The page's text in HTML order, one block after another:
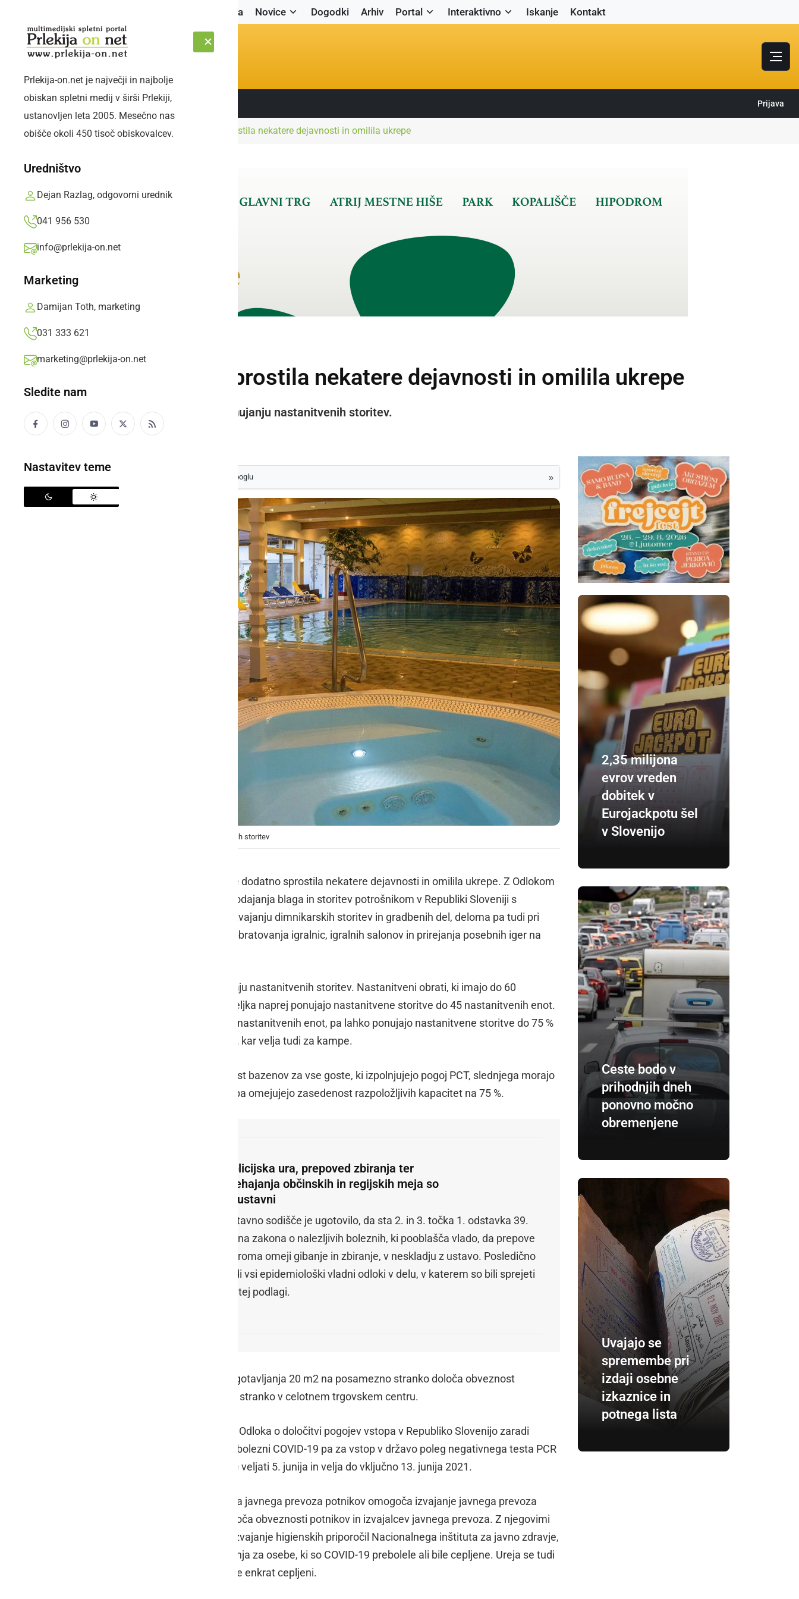
Naslovnica Novice Dogodki Arhiv Portal Interaktivno Iskanje Kontakt
SOBOTA, 8. AVGUST 2026 Sledite nam: Prijava
Prlekija-on.net je največji in najbolje
obiskan spletni medij v širši Prlekiji,
ustanovljen leta 2005. Mesečno nas
obišče okoli 450 tisoč obiskovalcev.
Uredništvo
Dejan Razlag, odgovorni urednik
041 956 530
info@prlekija-on.net
Marketing
Damijan Toth, marketing
031 333 621
marketing@prlekija-on.net
Sledite nam
Nastavitev teme
Naslovnica SlovenijaVlada dodatno sprostila nekatere dejavnosti in omilila ukrepe
Vlada dodatno sprostila nekatere dejavnosti in omilila ukrepe
Rahljajo se tudi omejitve pri ponujanju nastanitvenih storitev.
Prlekija-on.net,sreda, 2. junij 2021 ob 20:24
kot svoj prednostni vir na Googlu »
Rahljajo se tudi omejitve pri ponujanju nastanitvenih storitev
Vlada je na današnji 79. redni seji še dodatno sprostila nekatere dejavnosti in omilila ukrepe. Z Odlokom
o začasni prepovedi ponujanja in prodajanja blaga in storitev potrošnikom v Republiki Sloveniji s
ponedeljkom sprošča omejitve pri izvajanju dimnikarskih storitev in gradbenih del, deloma pa tudi pri
izvajanju kongresne dejavnosti ter obratovanja igralnic, igralnih salonov in prirejanja posebnih iger na
Rahljajo se tudi omejitve pri ponujanju nastanitvenih storitev. Nastanitveni obrati, ki imajo do 60
nastanitvenih enot, lahko od ponedeljka naprej ponujajo nastanitvene storitve do 45 nastanitvenih enot.
Nastanitveni obrati, ki imajo nad 60 nastanitvenih enot, pa lahko ponujajo nastanitvene storitve do 75 %
zasedenosti nastanitvenega obrata, kar velja tudi za kampe.
Pomembna novost je tudi dostopnost bazenov za vse goste, ki izpolnjujejo pogoj PCT, slednjega morajo
izpolnjevati tudi zaposleni. Vseeno pa omejujejo zasedenost razpoložljivih kapacitet na 75 %.
Policijska ura, prepoved zbiranja ter
prehajanja občinskih in regijskih meja so
neustavni
Ustavno sodišče je ugotovilo, da sta 2. in 3. točka 1. odstavka 39.
člena zakona o nalezljivih boleznih, ki pooblašča vlado, da prepove
oziroma omeji gibanje in zbiranje, v neskladju z ustavo. Posledično
tudi vsi epidemiološki vladni odloki v delu, v katerem so bili sprejeti
na tej podlagi.
Pri trgovskih centrih se namesto zagotavljanja 20 m2 na posamezno stranko določa obveznost
zagotavljanja 10 m2 na posamezno stranko v celotnem trgovskem centru.
Na podlagi sprememb in dopolnitev Odloka o določitvi pogojev vstopa v Republiko Slovenijo zaradi
zajezitve in obvladovanja nalezljive bolezni COVID-19 pa za vstop v državo poleg negativnega testa PCR
spet velja tudi hitri test. Odlok začne veljati 5. junija in velja do vključno 13. junija 2021.
Odlok o omejitvah in načinu izvajanja javnega prevoza potnikov omogoča izvajanje javnega prevoza
potnikov v omejenem obsegu in določa obveznosti potnikov in izvajalcev javnega prevoza. Z njegovimi
določbami se zagotavlja dosledno izvajanje higienskih priporočil Nacionalnega inštituta za javno zdravje,
veljavnost testa ter način dokazovanja za osebe, ki so COVID-19 prebolele ali bile cepljene. Ureja se tudi
status prebolevnikov, ki so bili tudi že enkrat cepljeni.
2,35 milijona
evrov vreden
dobitek v
Eurojackpotu šel
v Slovenijo
Ceste bodo v
prihodnjih dneh
ponovno močno
obremenjene
Uvajajo se
spremembe pri
izdaji osebne
izkaznice in
potnega lista